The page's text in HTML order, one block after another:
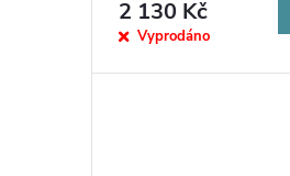
d
2 130 Kč
Vyprodáno